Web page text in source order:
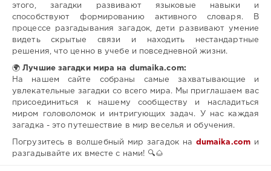
этого, загадки развивают языковые навыки и
способствуют формированию активного словаря. В
процессе разгадывания загадок, дети развивают умение
видеть скрытые связи и находить нестандартные
решения, что ценно в учебе и повседневной жизни.
🌍Лучшие загадки мира на dumaika.com:
На нашем сайте собраны самые захватывающие и
увлекательные загадки со всего мира. Мы приглашаем вас
присоединиться к нашему сообществу и насладиться
миром головоломок и интригующих задач. У нас каждая
загадка - это путешествие в мир веселья и обучения.
Погрузитесь в волшебный мир загадок на dumaika.comи
разгадывайте их вместе с нами! 🔍🌰